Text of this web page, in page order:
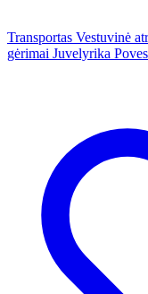
Transportas Vestuvinė
gėrimai Juvelyrika